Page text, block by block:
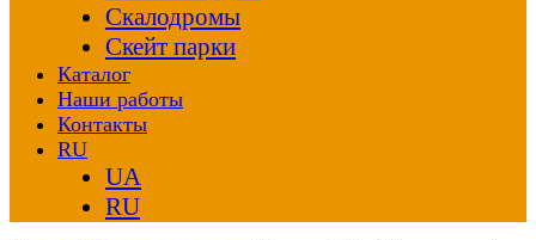
Скалодромы
Скейт парки
Каталог
Наши работы
Контакты
RU
UA
RU